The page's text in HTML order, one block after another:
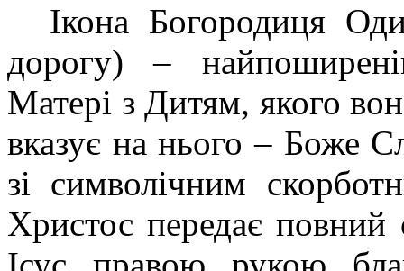
Ікона Богородиця
дорогу) –
Матері з Дитям, якого
вказує на нього – Боже
зі символічним
Христос передає